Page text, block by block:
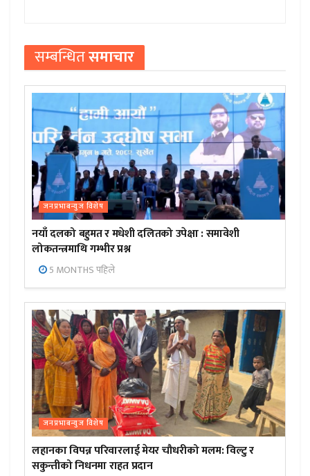
सम्बन्धितसमाचार
जनप्रभाबन्युज विशेष
नयाँ दलको बहुमत र मधेशी दलितको उपेक्षा : समावेशी
लोकतन्त्रमाथि गम्भीर प्रश्न
5 MONTHS पहिले
जनप्रभाबन्युज विशेष
लहानका विपन्न परिवारलाई मेयर चौधरीको मलम: विल्टु र
सकुन्तीको निधनमा राहत प्रदान